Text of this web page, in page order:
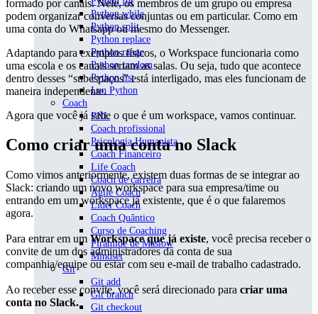
Python while
Python split
Python replace
Python range
Python random
Python list
Len Python
Coach
PNL
Coach profissional
Psicologia Humanista
Coach Financeiro
Life Coach
Coach de carreira
Agile Coach
Líder Coach
Coach Quântico
Curso de Coaching
Pirâmide de Maslow
Mindset
Git
Git add
Git branch
Git checkout
formado por canais. Nele, os membros de um grupo ou empresa
podem organizar conversas conjuntas ou em particular. Como em
uma conta do Whatsapp ou mesmo do Messenger.
Adaptando para exemplos físicos, o Workspace funcionaria como
uma escola e os canais seriam as salas. Ou seja, tudo que acontece
dentro desses “subespaços” está interligado, mas eles funcionam de
maneira independente.
Agora que você já sabe o que é um workspace, vamos continuar.
Como criar uma conta no Slack
Como vimos anteriormente, existem duas formas de se integrar ao
Slack: criando um novo workspace para sua empresa/time ou
entrando em um workspace já existente, que é o que falaremos
agora.
Para entrar em um Workspace que já existe, você precisa receber o
convite de um dos administradores da conta de sua
companhia/equipe ou estar com seu e-mail de trabalho cadastrado.
Ao receber esse convite, você será direcionado para criar uma
conta no Slack.